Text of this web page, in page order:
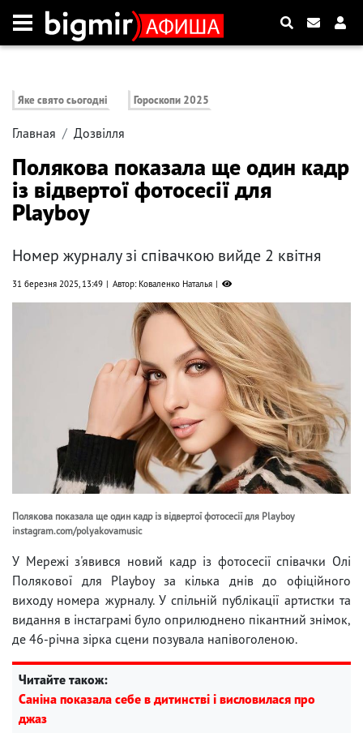
Яке свято сьогодні Гороскопи 2025
Главная Дозвілля
Полякова показала ще один кадр
із відвертої фотосесії для
Playboy
Номер журналу зі співачкою вийде 2 квітня
31 березня 2025, 13:49 Автор: Коваленко Наталья
Полякова показала ще один кадр із відвертої фотосесії для Playboy
instagram.com/polyakovamusic
У Мережі з'явився новий кадр із фотосесії співачки Олі
Полякової для Playboy за кілька днів до офіційного
виходу номера журналу. У спільній публікації артистки та
видання в інстаграмі було оприлюднено пікантний знімок,
де 46-річна зірка сцени позувала напівоголеною.
Читайте також:
Саніна показала себе в дитинстві і висловилася про
джаз